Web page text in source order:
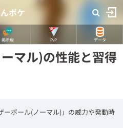
ポケ
掲示板 PvP データ
マル)の性能と習得
ーボール(ノーマル)」の威力や発動時